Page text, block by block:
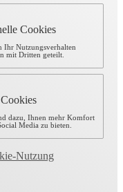
Cookies
Ihr Nutzungsverhalten
mit Dritten geteilt.
dazu, Ihnen mehr Komfort
Media zu bieten.
Nutzung